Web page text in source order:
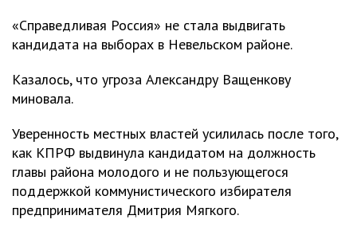
«Справедливая Россия» не стала выдвигать
кандидата на выборах в Невельском районе.
Казалось, что угроза Александру Ващенкову
миновала.
Уверенность местных властей усилилась после того,
как КПРФ выдвинула кандидатом на должность
главы района молодого и не пользующегося
поддержкой коммунистического избирателя
предпринимателя Дмитрия Мягкого.